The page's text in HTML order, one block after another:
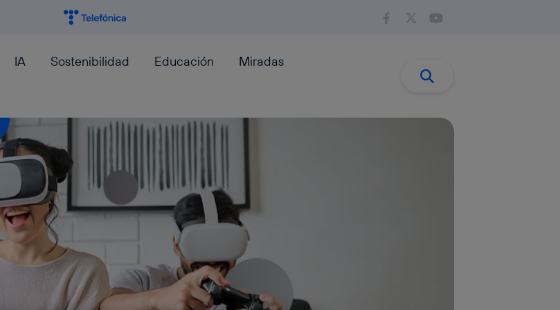
IA Sostenibilidad Educación
Miradas
Buscar